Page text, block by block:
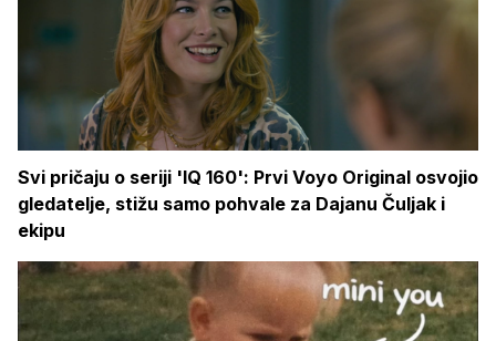
Svi pričaju o seriji 'IQ 160': Prvi Voyo Original osvojio
gledatelje, stižu samo pohvale za Dajanu Čuljak i
ekipu